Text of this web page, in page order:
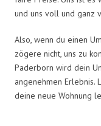
und uns voll und ganz
Also, wenn du einen
zögere nicht, uns zu
Paderborn wird dein
angenehmen Erlebnis.
deine neue Wohnung